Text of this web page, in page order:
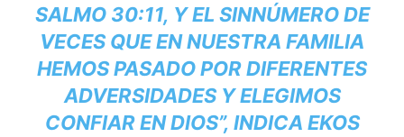
SALMO 30:11, Y EL SINNÚMERO DE
VECES QUE EN NUESTRA FAMILIA
HEMOS PASADO POR DIFERENTES
ADVERSIDADES Y ELEGIMOS
CONFIAR EN DIOS”, INDICA EKOS